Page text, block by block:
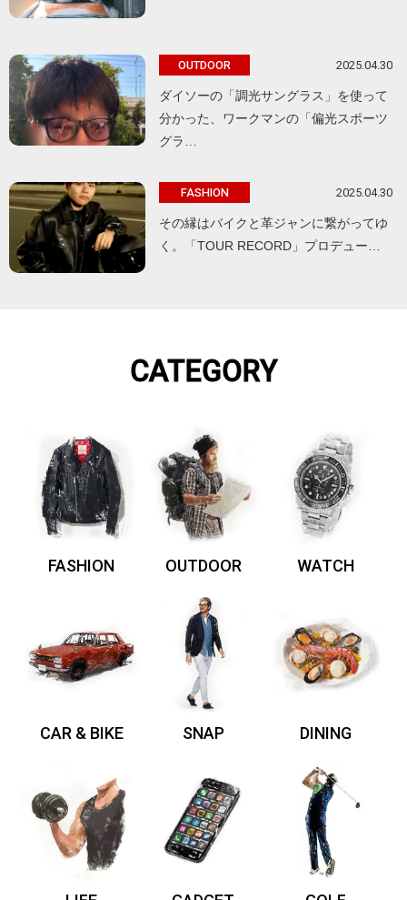
OUTDOOR 2025.04.30
ダイソーの「調光サングラス」を使って
分かった、ワークマンの「偏光スポーツ
グラ…
FASHION 2025.04.30
その縁はバイクと革ジャンに繋がってゆ
く。「TOUR RECORD」プロデュー…
CATEGORY
FASHION OUTDOOR WATCH
CAR & BIKE SNAP DINING